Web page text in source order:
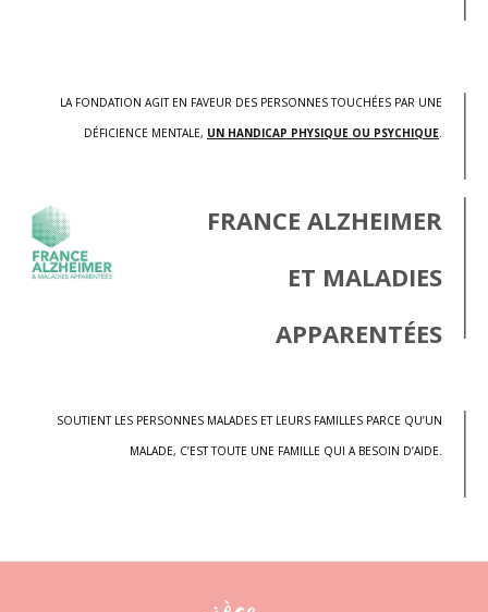
LA FONDATION AGIT EN FAVEUR DES PERSONNES TOUCHÉES PAR UNE
DÉFICIENCE MENTALE, UN HANDICAP PHYSIQUE OU PSYCHIQUE.
FRANCE ALZHEIMER
ET MALADIES
APPARENTÉES
SOUTIENT LES PERSONNES MALADES ET LEURS FAMILLES PARCE QU’UN
MALADE, C’EST TOUTE UNE FAMILLE QUI A BESOIN D’AIDE.